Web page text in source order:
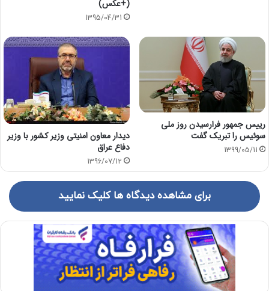
(+عكس)
1395/04/31
رییس جمهور فرارسیدن روز ملی
سوئیس را تبریک گفت
1399/05/11
دیدار معاون امنیتی وزیر کشور با وزیر
دفاع عراق
1396/07/12
برای مشاهده دیدگاه ها کلیک نمایید